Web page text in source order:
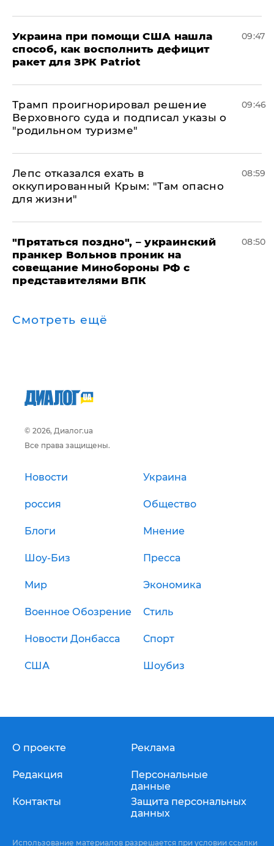
Украина при помощи США нашла
способ, как восполнить дефицит
ракет для ЗРК Patriot
09:47
Трамп проигнорировал решение
Верховного суда и подписал указы о
"родильном туризме"
09:46
Лепс отказался ехать в
оккупированный Крым: "Там опасно
для жизни"
08:59
"Прятаться поздно", – украинский
пранкер Вольнов проник на
совещание Минобороны РФ с
представителями ВПК
08:50
Смотреть ещё
© 2026, Диалог.ua
Все права защищены.
Новости Украина
россия Общество
Блоги Мнение
Шоу-Биз Пресса
Мир Экономика
Военное Обозрение Стиль
Новости Донбасса Спорт
США Шоубиз
О проекте
Редакция
Контакты
Реклама
Персональные
данные
Защита персональных
данных
Использование материалов разрешается при условии ссылки